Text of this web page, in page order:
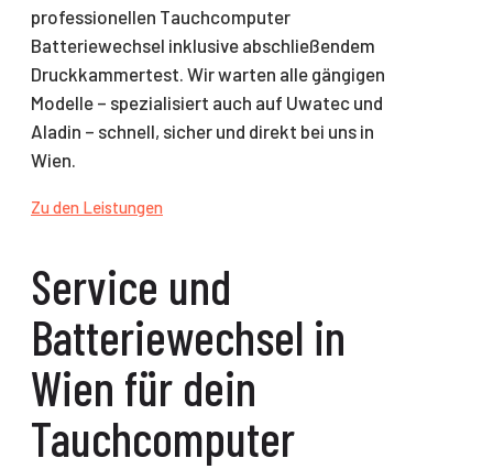
professionellen Tauchcomputer
Batteriewechsel inklusive abschließendem
Druckkammertest. Wir warten alle gängigen
Modelle – spezialisiert auch auf Uwatec und
Aladin – schnell, sicher und direkt bei uns in
Wien.
Zu den Leistungen
Service und
Batteriewechsel in
Wien für dein
Tauchcomputer